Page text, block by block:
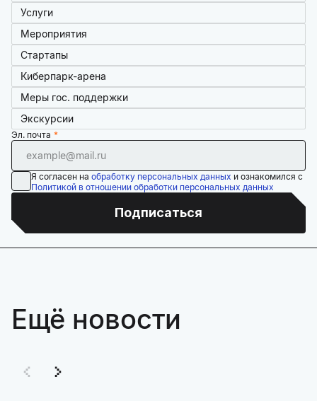
Услуги
Мероприятия
Стартапы
Киберпарк-арена
Меры гос. поддержки
Экскурсии
Эл. почта
Я согласен на обработку персональных данных и ознакомился с
Политикой в отношении обработки персональных данных
Подписаться
Ещё новости